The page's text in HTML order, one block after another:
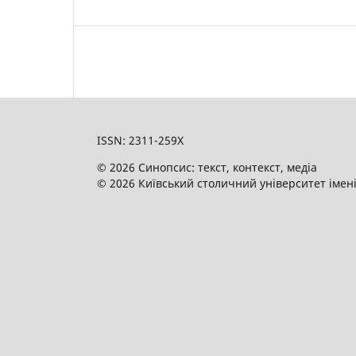
ISSN: 2311-259X
© 2026 Синопсис: текст, контекст, медіа
© 2026 Київський столичний університет